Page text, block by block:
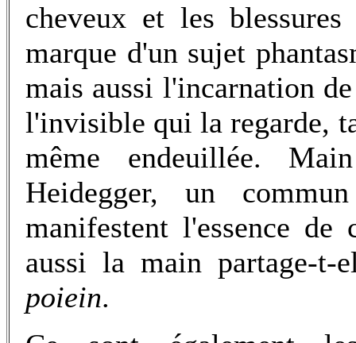
cheveux et les
marque d'un sujet
mais aussi l'incarnation
l'invisible qui la regarde,
même endeuillée.
Heidegger, un
manifestent l'essence
aussi la main partage-t-
poiein.